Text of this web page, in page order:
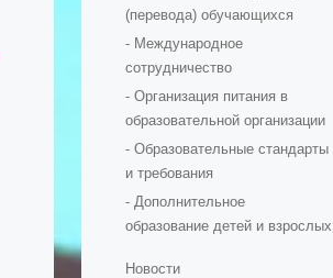
(перевода) обучающихся
- Международное
сотрудничество
- Организация питания в
образовательной организации
- Образовательные стандарты
и требования
- Дополнительное
образование детей и взрослых
Новости